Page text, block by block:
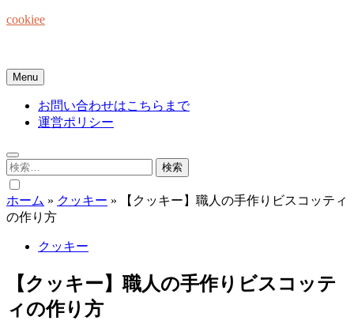
Skip
cookiee
Menu
お問い合わせはこちらまで
運営ポリシー
検
索:
ホーム » クッキー »
【クッキー】職人の手作りビスコッティ
の作り方
クッキー
【クッキー】職人の手作りビスコッテ
ィの作り方